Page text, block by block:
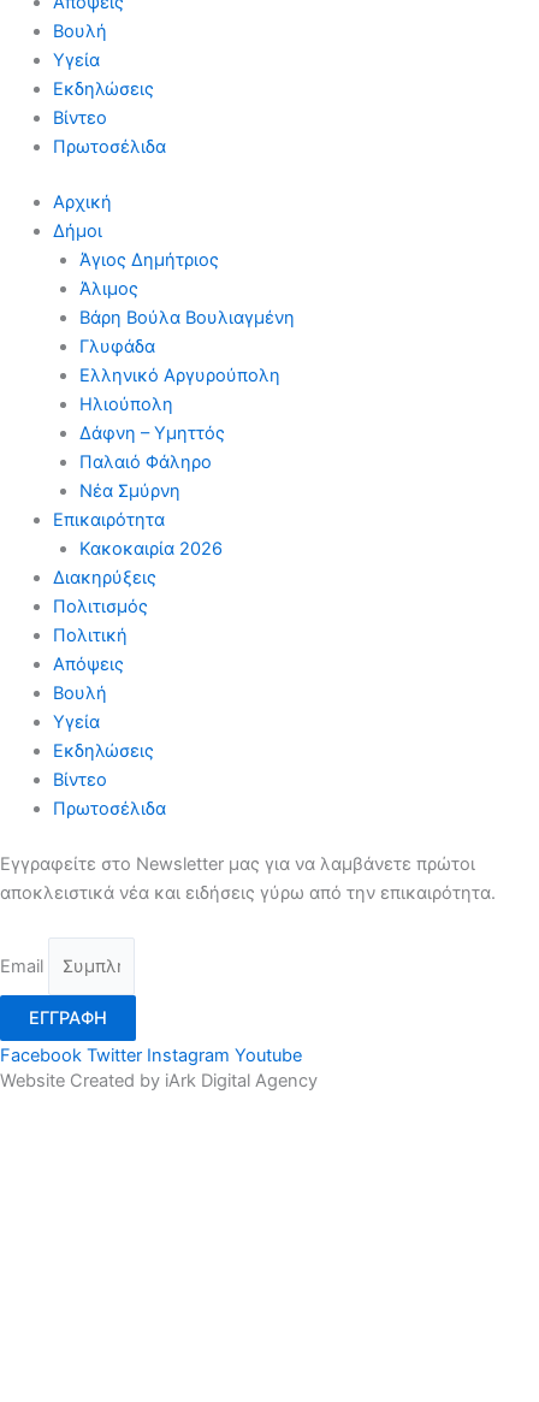
Βουλή
Υγεία
Εκδηλώσεις
Βίντεο
Πρωτοσέλιδα
Αρχική
Δήμοι
Άγιος Δημήτριος
Άλιμος
Βάρη Βούλα Βουλιαγμένη
Γλυφάδα
Ελληνικό Αργυρούπολη
Ηλιούπολη
Δάφνη – Υμηττός
Παλαιό Φάληρο
Νέα Σμύρνη
Επικαιρότητα
Κακοκαιρία 2026
Διακηρύξεις
Πολιτισμός
Πολιτική
Απόψεις
Βουλή
Υγεία
Εκδηλώσεις
Βίντεο
Πρωτοσέλιδα
Εγγραφείτε στο Newsletter μας για να λαμβάνετε πρώτοι
αποκλειστικά νέα και ειδήσεις γύρω από την επικαιρότητα.
Email
ΕΓΓΡΑΦΗ
Facebook Twitter Instagram Youtube
Website Created by iArk Digital Agency